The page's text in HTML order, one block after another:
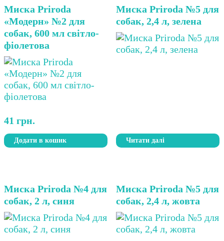
Миска Priroda
«Модерн» №2 для
собак, 600 мл світло-
фіолетова
41 грн.
Додати в кошик
Миска Priroda №5 для
собак, 2,4 л, зелена
Читати далі
Миска Priroda №4 для
собак, 2 л, синя
Миска Priroda №5 для
собак, 2,4 л, жовта